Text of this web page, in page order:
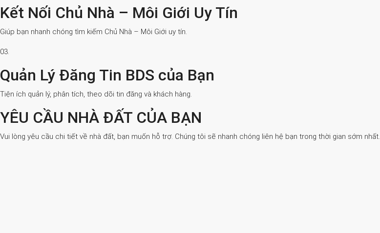
Kết Nối Chủ Nhà – Môi Giới Uy Tín
Giúp bạn nhanh chóng tìm kiếm Chủ Nhà – Môi Giới uy tín.
03.
Quản Lý Đăng Tin BDS của Bạn
Tiện ích quản lý, phân tích, theo dõi tin đăng và khách hàng.
YÊU CẦU NHÀ ĐẤT CỦA BẠN
Vui lòng yêu cầu chi tiết về nhà đất, bạn muốn hỗ trợ. Chúng tôi sẽ nhanh chóng liên hệ bạn trong thời gian sớm nhất.